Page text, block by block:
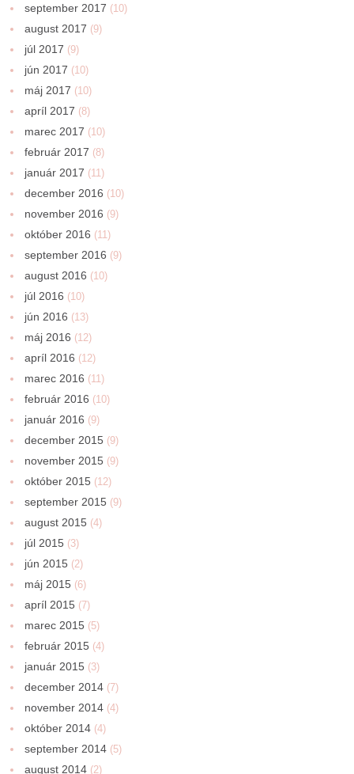
september 2017 (10)
august 2017 (9)
júl 2017 (9)
jún 2017 (10)
máj 2017 (10)
apríl 2017 (8)
marec 2017 (10)
február 2017 (8)
január 2017 (11)
december 2016 (10)
november 2016 (9)
október 2016 (11)
september 2016 (9)
august 2016 (10)
júl 2016 (10)
jún 2016 (13)
máj 2016 (12)
apríl 2016 (12)
marec 2016 (11)
február 2016 (10)
január 2016 (9)
december 2015 (9)
november 2015 (9)
október 2015 (12)
september 2015 (9)
august 2015 (4)
júl 2015 (3)
jún 2015 (2)
máj 2015 (6)
apríl 2015 (7)
marec 2015 (5)
február 2015 (4)
január 2015 (3)
december 2014 (7)
november 2014 (4)
október 2014 (4)
september 2014 (5)
august 2014 (2)